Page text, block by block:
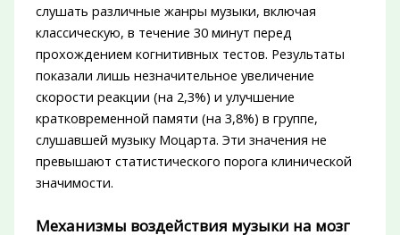
слушать различные жанры музыки, включая
классическую, в течение 30 минут перед
прохождением когнитивных тестов. Результаты
показали лишь незначительное увеличение
скорости реакции (на 2,3%) и улучшение
кратковременной памяти (на 3,8%) в группе,
слушавшей музыку Моцарта. Эти значения не
превышают статистического порога клинической
значимости.
Механизмы воздействия музыки на мозг